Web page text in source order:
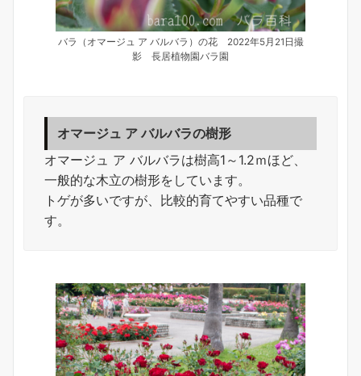
バラ（オマージュ ア バルバラ）の花 2022年5月21日撮
影 長居植物園バラ園
オマージュ ア バルバラの樹形
オマージュ ア バルバラは樹高1～1.2ｍほど、
一般的な木立の樹形をしています。
トゲが多いですが、比較的育てやすい品種で
す。